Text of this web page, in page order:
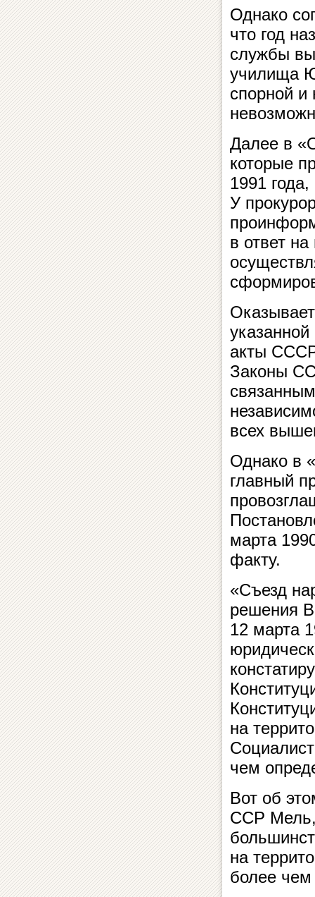
Однако
что год
службы
училища
спорной и
Далее в
которые
1991
У
в ответ
акты
Законы
всех
Однако в
главный
марта
факту.
«Съезд
решения
12 марта
на
чем
Вот об
ССР Мель,
на
более чем